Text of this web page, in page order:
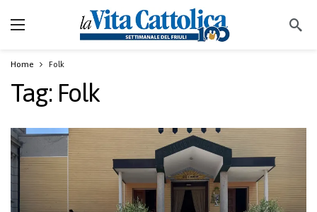
Home Folk
Tag: Folk